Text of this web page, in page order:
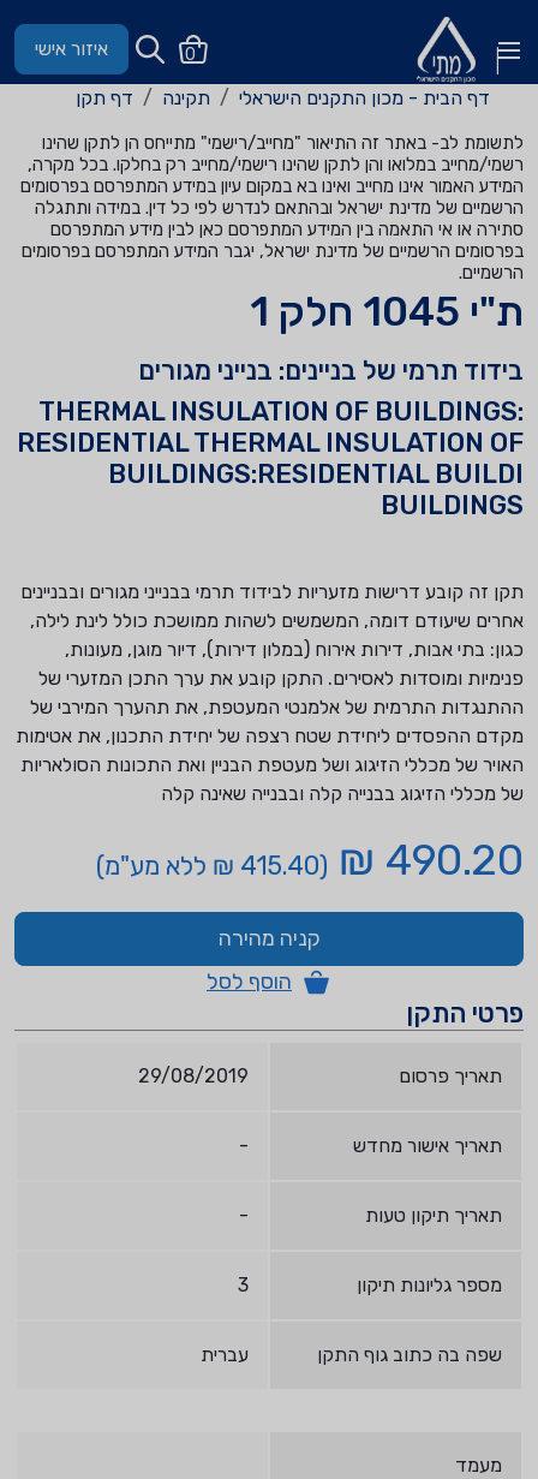
0 איזור אישי
דף הבית - מכון התקנים הישראלי תקינה דף תקן
לתשומת לב- באתר זה התיאור "מחייב/רישמי" מתייחס הן לתקן שהינו
רשמי/מחייב במלואו והן לתקן שהינו רישמי/מחייב רק בחלקו. בכל מקרה,
המידע האמור אינו מחייב ואינו בא במקום עיון במידע המתפרסם בפרסומים
הרשמיים של מדינת ישראל ובהתאם לנדרש לפי כל דין. במידה ותתגלה
סתירה או אי התאמה בין המידע המתפרסם כאן לבין מידע המתפרסם
בפרסומים הרשמיים של מדינת ישראל, יגבר המידע המתפרסם בפרסומים
הרשמיים.
ת"י 1045 חלק 1
בידוד תרמי של בניינים: בנייני מגורים
THERMAL INSULATION OF BUILDINGS:
RESIDENTIAL THERMAL INSULATION OF
BUILDINGS:RESIDENTIAL BUILDI
BUILDINGS
תקן זה קובע דרישות מזעריות לבידוד תרמי בבנייני מגורים ובבניינים
אחרים שיעודם דומה, המשמשים לשהות ממושכת כולל לינת לילה,
כגון: בתי אבות, דירות אירוח (במלון דירות), דיור מוגן, מעונות,
פנימיות ומוסדות לאסירים. התקן קובע את ערך התכן המזערי של
ההתנגדות התרמית של אלמנטי המעטפת, את תהערך המירבי של
מקדם ההפסדים ליחידת שטח רצפה של יחידת התכנון, את אטימות
האויר של מכללי הזיגוג ושל מעטפת הבניין ואת התכונות הסולאריות
של מכללי הזיגוג בבנייה קלה ובבנייה שאינה קלה
490.20 ₪ (415.40 ₪ ללא מע"מ)
קניה מהירה
הוסף לסל
פרטי התקן
תאריך פרסום 29/08/2019
תאריך אישור מחדש -
תאריך תיקון טעות -
מספר גליונות תיקון 3
שפה בה כתוב גוף התקן עברית
מעמד